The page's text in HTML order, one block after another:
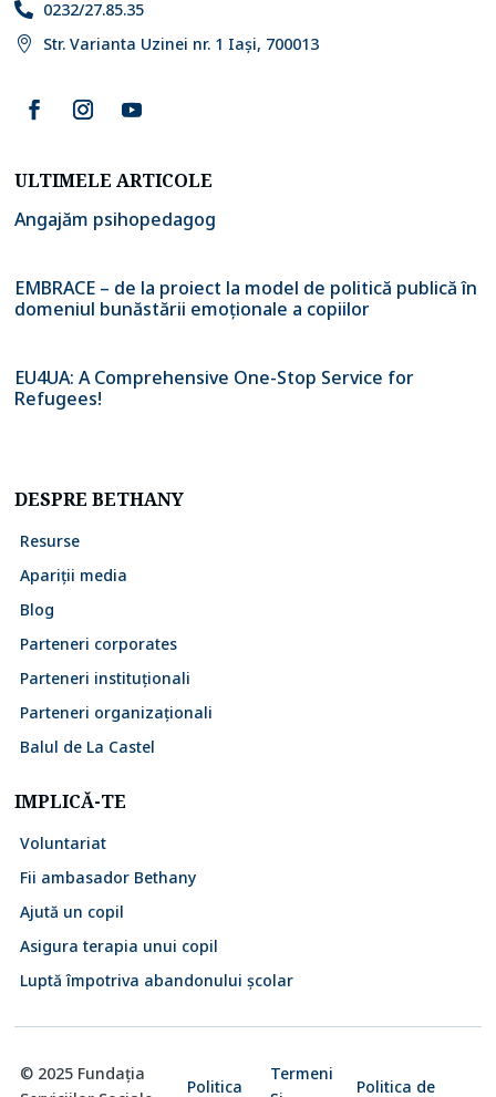
 0232/27.85.35
 Str. Varianta Uzinei nr. 1 Iași, 700013
ULTIMELE ARTICOLE
Angajăm psihopedagog
EMBRACE – de la proiect la model de politică publică în
domeniul bunăstării emoționale a copiilor
EU4UA: A Comprehensive One-Stop Service for
Refugees!
DESPRE BETHANY
Resurse
Apariții media
Blog
Parteneri corporates
Parteneri instituționali
Parteneri organizaționali
Balul de La Castel
IMPLICĂ-TE
Voluntariat
Fii ambasador Bethany
Ajută un copil
Asigura terapia unui copil
Luptă împotriva abandonului școlar
© 2025 Fundația
Politica
Termeni
Politica de